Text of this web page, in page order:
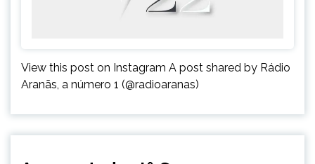
View this post on Instagram A post shared by Rádio
Aranãs, a número 1 (@radioaranas)